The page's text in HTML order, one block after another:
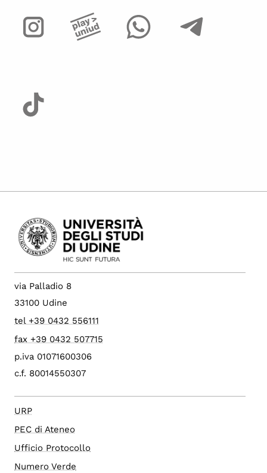
via Palladio 8
33100 Udine
tel +39 0432 556111
fax +39 0432 507715
p.iva 01071600306
c.f. 80014550307
URP
PEC di Ateneo
Ufficio Protocollo
Numero Verde